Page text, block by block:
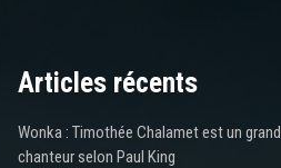
Articles récents
Wonka : Timothée Chalamet est un grand
chanteur selon Paul King